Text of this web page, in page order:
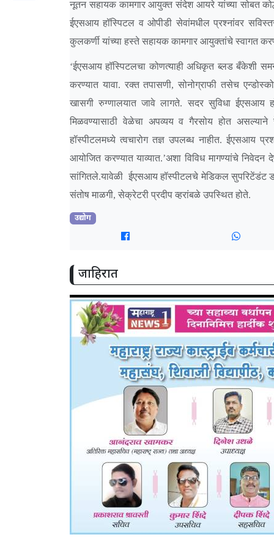
नूतन सहायक कामगार आयुक्त संदेश आयरे यांच्या सोबत
ईएसआय हॉस्पिटल व ओपीडी सेवांमधील प्रश्नांवर
कुलकर्णी यांच्या हस्ते सहायक कामगार आयुक्तांचे स्वागत
‘ईएसआय हॉस्पिटलचा कोणत्याही अधिकृत ब्लड बँकेशी
करण्यात यावा. रक्त तपासणी, सोनोग्राफी तसेच
खासगी रुग्णालयात जावे लागते. सदर सुविधा ईएसआय
मिळवण्यासाठी वेळेचा अपव्यय व गैरसोय होत
हॉस्पीटलमध्ये त्वचारोग तज्ञ उपलब्ध नाहीत. ईएसआय
आयोजित करण्यात याव्यात.’अशा विविध मागण्यांचे
सांगितले.यावेळी ईएसआय हॉस्पीटलचे मेडिकल सुपरिटेंडंट
संतोष माळगी, सेक्रेटरी प्रदीप व्हरांबळे उपस्थित होते.
उद्योग
जाहिरात